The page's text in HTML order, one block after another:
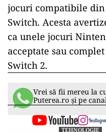
jocuri compatibile
Switch. Acesta
ca unele jocuri
acceptate sau
Switch 2.
Vrei să fii mereu la
Puterea.ro și pe
TEHNOLOGIE